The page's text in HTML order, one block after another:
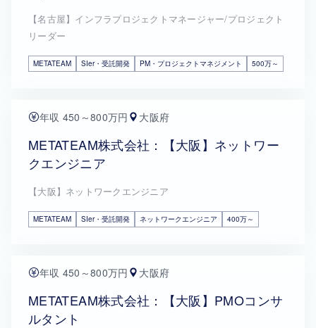
【名古屋】インフラプロジェクトマネージャー/プロジェクト
リーダー
METATEAM SIer・受託開発 PM・プロジェクトマネジメント 500万～
年収 450～800万円 大阪府
METATEAM株式会社：【大阪】ネットワー
クエンジニア
【大阪】ネットワークエンジニア
METATEAM SIer・受託開発 ネットワークエンジニア 400万～
年収 450～800万円 大阪府
METATEAM株式会社：【大阪】PMOコンサ
ルタント